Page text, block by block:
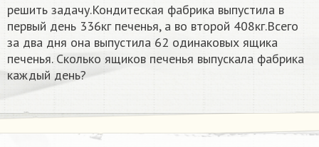
решить задачу.Кондитеская фабрика выпустила в
первый день 336кг печенья, а во второй 408кг.Всего
за два дня она выпустила 62 одинаковых ящика
печенья. Сколько ящиков печенья выпускала фабрика
каждый день?